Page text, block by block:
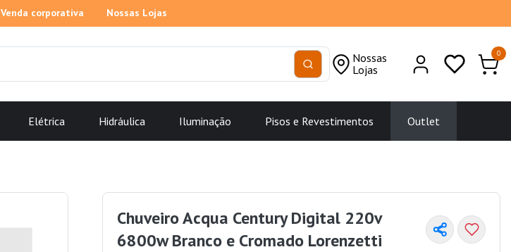
Venda corporativa Nossas Lojas
Nossas
Lojas
0
Elétrica Hidráulica Iluminação Pisos e Revestimentos Outlet
Chuveiro Acqua Century Digital 220v
6800w Branco e Cromado Lorenzetti